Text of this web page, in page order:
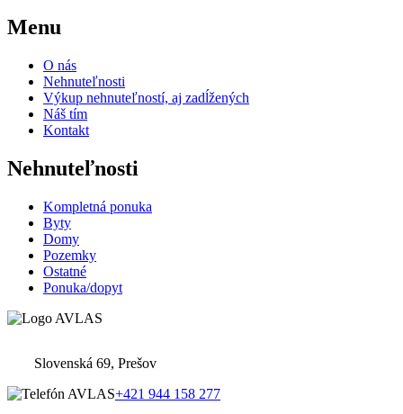
Menu
O nás
Nehnuteľnosti
Výkup nehnuteľností, aj zadĺžených
Náš tím
Kontakt
Nehnuteľnosti
Kompletná ponuka
Byty
Domy
Pozemky
Ostatné
Ponuka/dopyt
Slovenská 69, Prešov
+421 944 158 277